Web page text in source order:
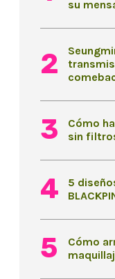
su
Cómo
sin
5
Cómo